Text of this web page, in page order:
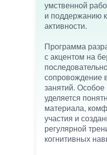
умственной
и поддержанию
активности.
Программа
с акцентом на
сопровождение
занятий.
уделяется
материала,
участия и
регулярной
когнитивных